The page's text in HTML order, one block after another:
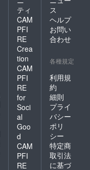
ティ
CAM
PFI
RE
Crea
tion
CAM
PFI
RE
for
Soci
al
Goo
d
CAM
PFI
RE
ス
ヘルプ
お問い
合わせ
各種規定
利用規
約
細則
プライ
バシー
ポリ
シー
特定商
取引法
に基づ